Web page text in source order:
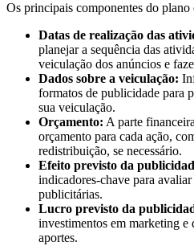
Os principais componentes do plano
Datas de realização das
planejar a sequência das
veiculação dos anúncios e
Dados sobre a veiculação:
formatos de publicidade para
sua veiculação.
Orçamento: A parte
orçamento para cada ação,
redistribuição, se necessário.
Efeito previsto da
indicadores-chave para
publicitárias.
Lucro previsto da
investimentos em marketing
aportes.